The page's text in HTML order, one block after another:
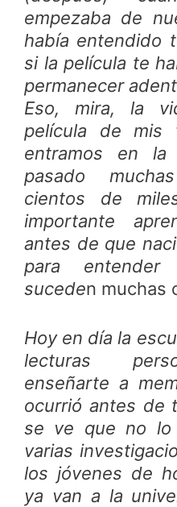
empezaba de
había entendido
si la película te
permanecer
Eso, mira, la
película de mis
entramos en la
pasado
cientos de
importante
antes de que
para
suceden muchas
Hoy en día la
lecturas
enseñarte a
ocurrió antes de
se ve que no lo
varias
los jóvenes de
ya van a la